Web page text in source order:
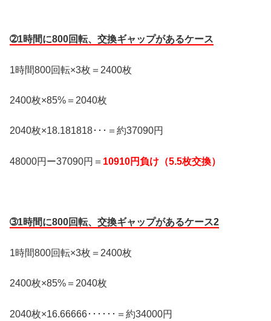
➁1時間に800回転、交換ギャップがあるケース
1時間800回転×3枚＝2400枚
2400枚×85%＝2040枚
2040枚×18.181818･･･＝約37090円
48000円ー37090円＝ 10910円負け（5.5枚交換）
➂1時間に800回転、交換ギャップがあるケース2
1時間800回転×3枚＝2400枚
2400枚×85%＝2040枚
2040枚×16.66666･･････＝約34000円